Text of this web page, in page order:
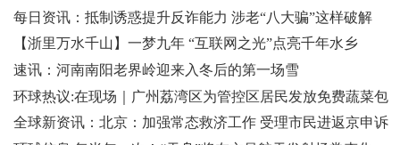
每日资讯：抵制诱惑提升反诈能力 涉老“八大骗”这样破解
【浙里万水千山】一梦九年 “互联网之光”点亮千年水乡
速讯：河南南阳老界岭迎来入冬后的第一场雪
环球热议:在现场｜广州荔湾区为管控区居民发放免费蔬菜包
全球新资讯：北京：加强常态救济工作 受理市民进返京申诉